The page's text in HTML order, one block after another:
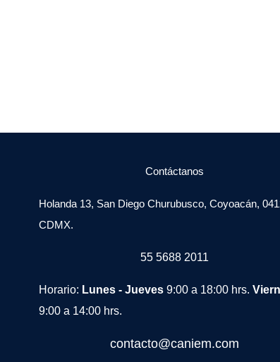
Contáctanos
Holanda 13, San Diego Churubusco, Coyoacán,
CDMX.
55 5688 2011
Horario: Lunes - Jueves 9:00 a 18:00 hrs.
9:00 a 14:00 hrs.
contacto@caniem.com